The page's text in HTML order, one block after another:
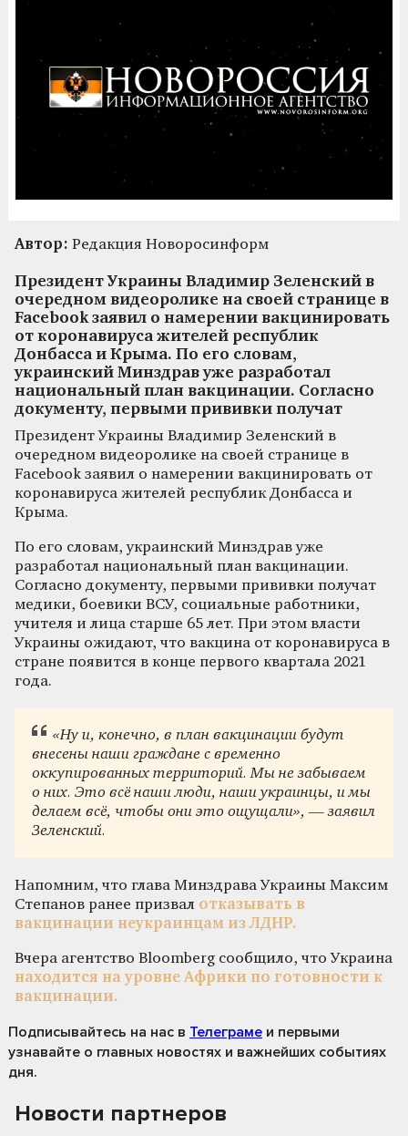
Автор: Редакция Новоросинформ
Президент Украины Владимир Зеленский в
очередном видеоролике на своей странице в
Facebook заявил о намерении вакцинировать
от коронавируса жителей республик
Донбасса и Крыма. По его словам,
украинский Минздрав уже разработал
национальный план вакцинации. Согласно
документу, первыми прививки получат
Президент Украины Владимир Зеленский в
очередном видеоролике на своей странице в
Facebook заявил о намерении вакцинировать от
коронавируса жителей республик Донбасса и
Крыма.
По его словам, украинский Минздрав уже
разработал национальный план вакцинации.
Согласно документу, первыми прививки получат
медики, боевики ВСУ, социальные работники,
учителя и лица старше 65 лет. При этом власти
Украины ожидают, что вакцина от коронавируса в
стране появится в конце первого квартала 2021
года.
«Ну и, конечно, в план вакцинации будут
внесены наши граждане с временно
оккупированных территорий. Мы не забываем
о них. Это всё наши люди, наши украинцы, и мы
делаем всё, чтобы они это ощущали», — заявил
Зеленский.
Напомним, что глава Минздрава Украины Максим
Степанов ранее призвал отказывать в
вакцинации неукраинцам из ЛДНР.
Вчера агентство Bloomberg сообщило, что Украина
находится на уровне Африки по готовности к
вакцинации.
Подписывайтесь на нас в Телеграме и первыми
узнавайте о главных новостях и важнейших событиях
дня.
Новости партнеров